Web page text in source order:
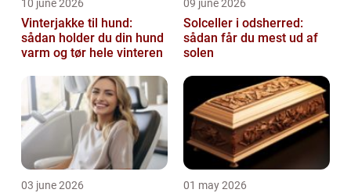
10 june 2026
Vinterjakke til hund:
sådan holder du din hund
varm og tør hele vinteren
09 june 2026
Solceller i odsherred:
sådan får du mest ud af
solen
03 june 2026 01 may 2026